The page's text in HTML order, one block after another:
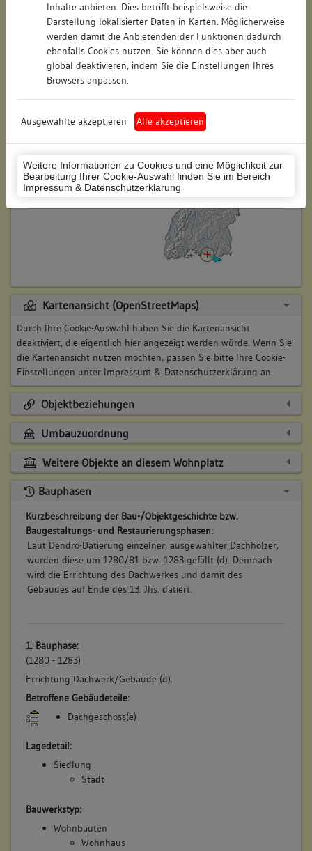
Inhalte anbieten. Dies betrifft beispielsweise die
Darstellung lokalisierter Daten in Karten. Möglicherweise
werden damit die Anbietenden der Funktionen dadurch
ebenfalls Cookies nutzen. Sie können dies aber auch
global deaktivieren, indem Sie die Einstellungen Ihres
Browsers anpassen.
Ausgewählte akzeptieren Alle akzeptieren
Weitere Informationen zu Cookies und eine Möglichkeit zur
Bearbeitung Ihrer Cookie-Auswahl finden Sie im Bereich
Impressum & Datenschutzerklärung
Regierungsbezirk: Freiburg
Konstanz (Landkreis)
Wohnplatzschlüssel: 8335043012
Flurstücknummer: keine
Historischer Straßenname: keiner
Lage des Wohnplatzes:
Kartenansicht (OpenStreetMaps)
Durch Ihre Cookie-Auswahl haben Sie die Kartenansicht
deaktiviert, die eigentlich hier angezeigt werden würde. Wenn Sie
die Kartenansicht nutzen möchten, passen Sie bitte Ihre Cookie-
Einstellungen unter Impressum & Datenschutzerklärung an.
Objektbeziehungen
Umbauzuordnung
Weitere Objekte an diesem Wohnplatz
Bauphasen
Kurzbeschreibung der Bau-/Objektgeschichte bzw.
Baugestaltungs- und Restaurierungsphasen:
Laut Dendro-Datierung einzelner, ausgewählter Dachhölzer,
wurden diese um 1280/81 bzw. 1283 gefällt (d). Demnach
wird die Errichtung des Dachwerkes und damit des
Gebäudes auf Ende des 13. Jhs. datiert.
1. Bauphase:
(1280 - 1283)
Errichtung Dachwerk/Gebäude (d).
Betroffene Gebäudeteile:
Dachgeschoss(e)
Lagedetail:
Siedlung
Stadt
Bauwerkstyp:
Wohnbauten
Wohnhaus